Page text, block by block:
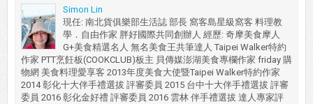
Simon Lin
現任: 南北貨俱樂部生活誌 部長 窩客島星級窩客 料理教
學．自由作家 胖好國際共同創辦人 經歷: 奇摩美食摩人
G+美食精選名人 無名美食王共筆達人 Taipei Walker特約
作家 PTT烹飪板(COOKCLUB)板主 貝傳媒澎湖美食專欄作家 friday 購
物網 美食料理愛享客 2013年度美食大使暨Taipei Walker特約作家
2014 彰化十大伴手禮選拔 評審委員 2015 台中十大伴手禮選拔 評審
委員 2016 彰化金好禮 評審委員 2016 雲林 伴手禮選拔 達人專家評